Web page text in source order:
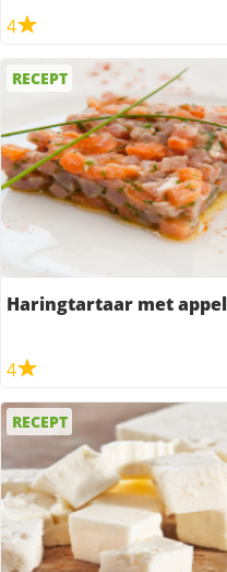
4
RECEPT
Haringtartaar met appel
4
RECEPT